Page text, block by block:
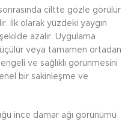
ciltte gözle görülür
İlk olarak yüzdeki yaygın
şekilde azalır. Uygulama
veya tamamen ortadan
ve sağlıklı görünmesini
bir sakinleşme ve
ince damar ağı görünümü